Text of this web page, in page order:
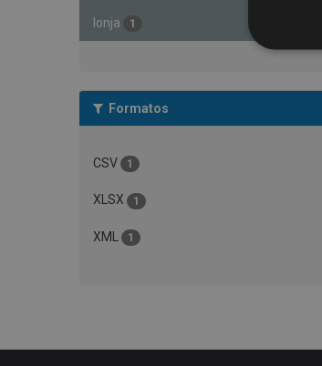
lonja 1
Formatos
CSV 1
XLSX 1
XML 1